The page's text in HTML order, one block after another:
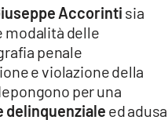
Accorinti sia
modalità delle
penale
e violazione della
per una
delinquenziale ed adusa